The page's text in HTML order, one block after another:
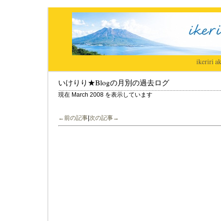
ikeriri|
いけりり★Blogの月別の過去ログ
現在 March 2008 を表示しています
←前の記事 次の記事→